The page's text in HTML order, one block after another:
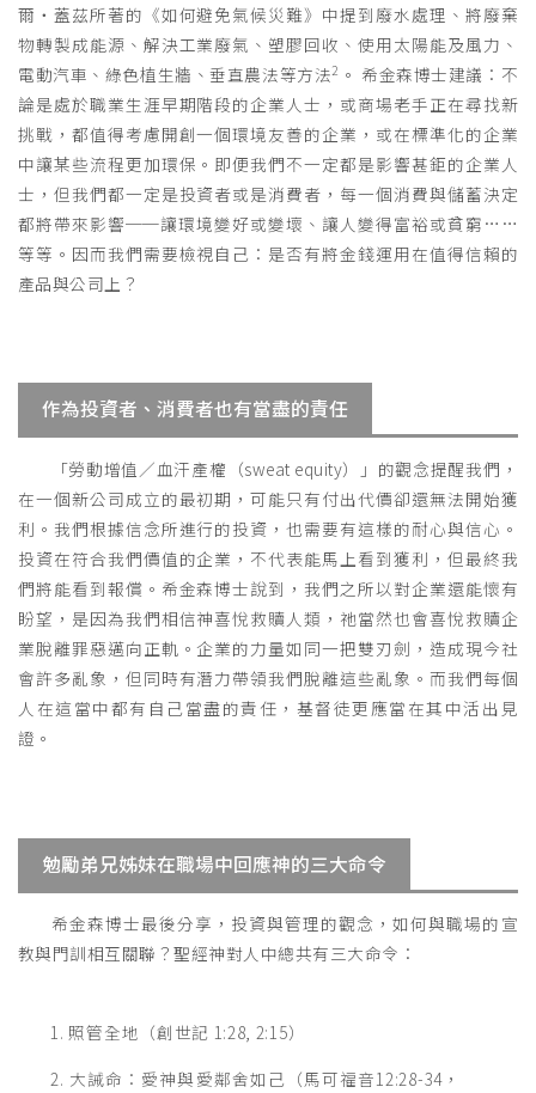
爾‧蓋茲所著的《如何避免氣候災難》中提到廢水處理、將廢棄
物轉製成能源、解決工業廢氣、塑膠回收、使用太陽能及風力、
電動汽車、綠色植生牆、垂直農法等方法2 。 希金森博士建議：不
論是處於職業生涯早期階段的企業人士，或商場老手正在尋找新
挑戰，都值得考慮開創一個環境友善的企業，或在標準化的企業
中讓某些流程更加環保。即便我們不一定都是影響甚鉅的企業人
士，但我們都一定是投資者或是消費者，每一個消費與儲蓄決定
都將帶來影響──讓環境變好或變壞、讓人變得富裕或貧窮……
等等。因而我們需要檢視自己：是否有將金錢運用在值得信賴的
產品與公司上？
作為投資者、消費者也有當盡的責任
「勞動增值／血汗產權（sweat equity）」的觀念提醒我們，
在一個新公司成立的最初期，可能只有付出代價卻還無法開始獲
利。我們根據信念所進行的投資，也需要有這樣的耐心與信心。
投資在符合我們價值的企業，不代表能馬上看到獲利，但最終我
們將能看到報償。希金森博士說到，我們之所以對企業還能懷有
盼望，是因為我們相信神喜悅救贖人類，祂當然也會喜悅救贖企
業脫離罪惡邁向正軌。企業的力量如同一把雙刃劍，造成現今社
會許多亂象，但同時有潛力帶領我們脫離這些亂象。而我們每個
人在這當中都有自己當盡的責任，基督徒更應當在其中活出見
證。
勉勵弟兄姊妹在職場中回應神的三大命令
希金森博士最後分享，投資與管理的觀念，如何與職場的宣
教與門訓相互關聯？聖經神對人中總共有三大命令：
1. 照管全地（創世記 1:28, 2:15）
2. 大誡命：愛神與愛鄰舍如己（馬可福音12:28-34，